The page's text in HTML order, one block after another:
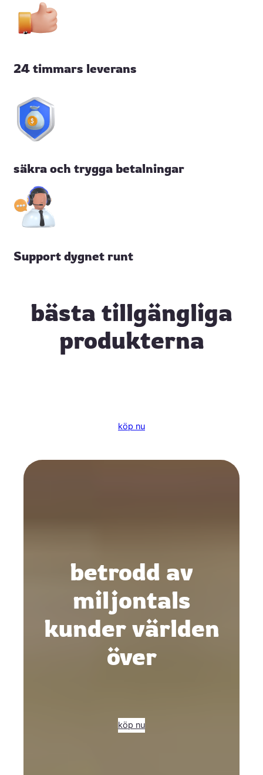
24 timmars leverans
säkra och trygga betalningar
Support dygnet runt
bästa tillgängliga
produkterna
köp nu
betrodd av
miljontals
kunder världen
över
köp nu